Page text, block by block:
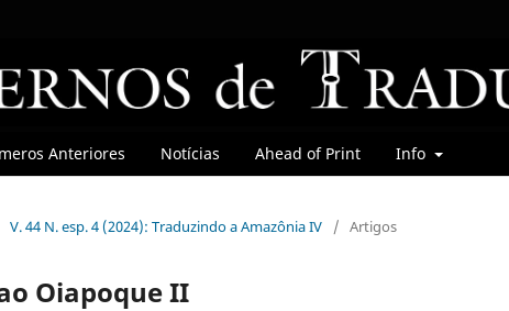
Anteriores Notícias Ahead of Print Info
V. 44 N. esp. 4 (2024): Traduzindo a Amazônia IV / Artigos
Oiapoque II